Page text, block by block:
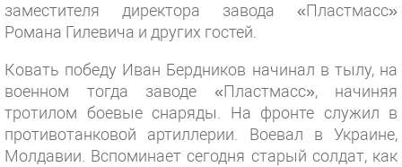
заместителя директора завода «Пластмасс»
Романа Гилевича и других гостей.
Ковать победу Иван Бердников начинал в тылу, на
военном тогда заводе «Пластмасс», начиняя
тротилом боевые снаряды. На фронте служил в
противотанковой артиллерии. Воевал в Украине,
Молдавии. Вспоминает сегодня старый солдат, как